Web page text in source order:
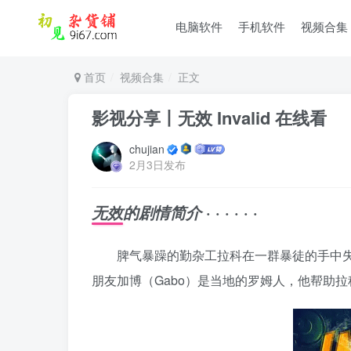
电脑软件 手机软件 视频合集
首页 视频合集 正文
影视分享丨无效 Invalid 在线看
chujian
2月3日发布
无效的剧情简介· · · · · ·
脾气暴躁的勤杂工拉科在一群暴徒的手中
朋友加博（Gabo）是当地的罗姆人，他帮助